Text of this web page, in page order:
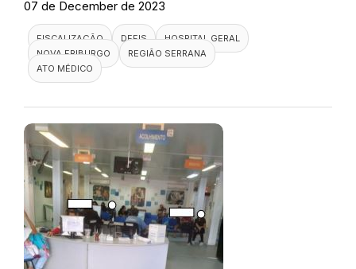
07 de December de 2023
FISCALIZAÇÃO DEFIS
HOSPITAL GERAL
NOVA FRIBURGO
REGIÃO SERRANA
ATO MÉDICO